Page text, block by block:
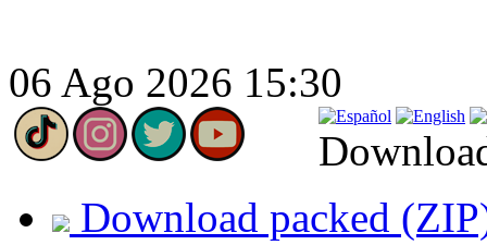
06 Ago 2026 15:30
Download packed